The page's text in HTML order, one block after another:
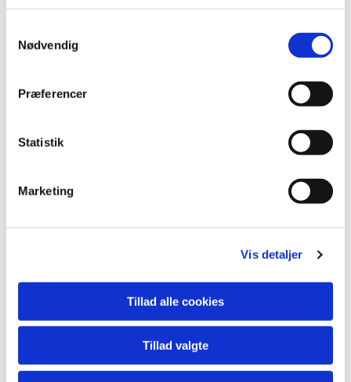
Nødvendig
Præferencer
Statistik
Marketing
Vis detaljer
Tillad alle cookies
Tillad valgte
Du vil måske også kunne lide...